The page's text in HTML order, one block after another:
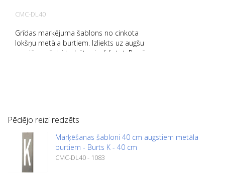
CMC-DL40
Grīdas marķējuma šablons no cinkota
lokšņu metāla burtiem. Izliekts uz augšu
garajā pusē, lai to būtu viegli lietot. Precīzs
Pēdējo reizi redzēts
Marķēšanas šabloni 40 cm augstiem metāla
burtiem - Burts K - 40 cm
CMC-DL40 - 1083